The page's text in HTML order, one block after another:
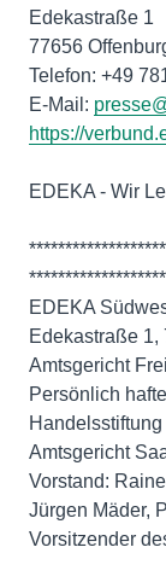
Edekastraße 1
77656
Telefon: +49
E-Mail:
https://
EDEKA - Wir
EDEKA
Edekastraße 1,
Amtsgericht
Persönlich
Handelsstiftung
Amtsgericht
Vorstand:
Jürgen Mäder,
Vorsitzender